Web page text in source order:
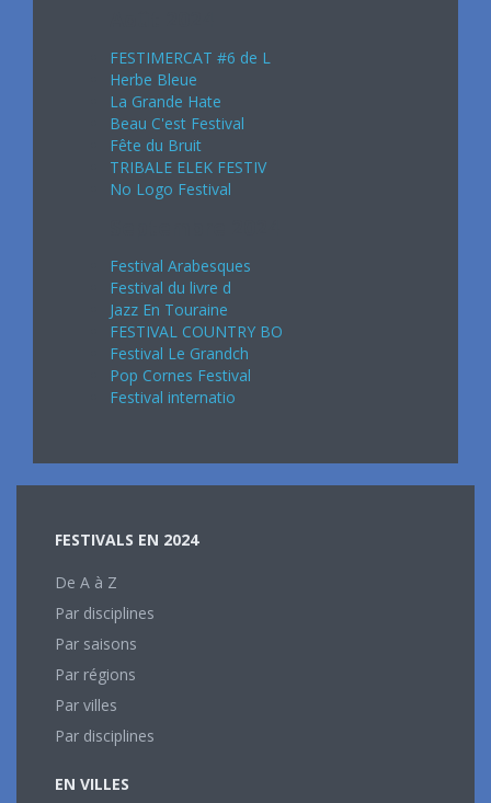
FESTIMERCAT #6 de L
Herbe Bleue
La Grande Hate
Beau C'est Festival
Fête du Bruit
TRIBALE ELEK FESTIV
No Logo Festival
Festival Arabesques
Festival du livre d
Jazz En Touraine
FESTIVAL COUNTRY BO
Festival Le Grandch
Pop Cornes Festival
Festival internatio
FESTIVALS EN 2024
De A à Z
Par disciplines
Par saisons
Par régions
Par villes
Par disciplines
EN VILLES